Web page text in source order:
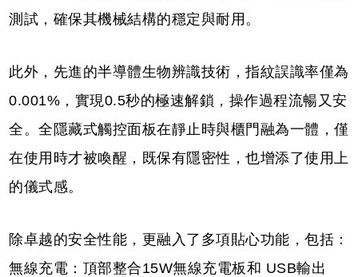
測試，確保其機械結構的穩定與耐用。
此外，先進的半導體生物辨識技術，指紋誤識率僅為
0.001%，實現0.5秒的極速解鎖，操作過程流暢又安
全。全隱藏式觸控面板在靜止時與櫃門融為一體，僅
在使用時才被喚醒，既保有隱密性，也增添了使用上
的儀式感。
除卓越的安全性能，更融入了多項貼心功能，包括：
無線充電：頂部整合15W無線充電板和 USB輸出